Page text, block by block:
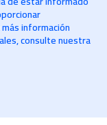
información
consulte nuestra